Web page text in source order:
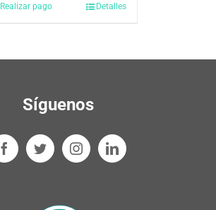
Realizar pago Detalles
Síguenos